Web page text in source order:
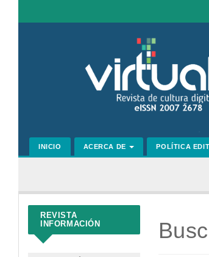
INICIO ACERCA DE POLÍTICA
REVISTA
INFORMACIÓN